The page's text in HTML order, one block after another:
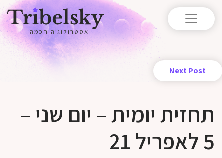
אסטרולוגיה חכמה
Next Post
תחזית יומית – יום שני –
5 לאפריל 21